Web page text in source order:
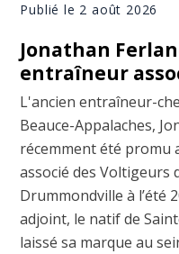
Publié le 2 août 2026
Jonathan
entraîneur
L'ancien entraîneur-
Beauce-Appalaches,
récemment été promu
associé des Voltigeurs
Drummondville à l’été
adjoint, le natif de
laissé sa marque au